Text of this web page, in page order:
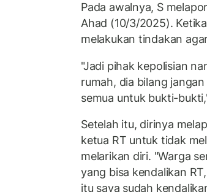
Pada awalnya, S
Ahad (10/3/2025).
melakukan tindakan
"Jadi pihak kepolisian
rumah, dia bilang
semua untuk bukti-
Setelah itu, dirinya
ketua RT untuk tidak
melarikan diri. "Warga
yang bisa kendalikan
itu saya sudah